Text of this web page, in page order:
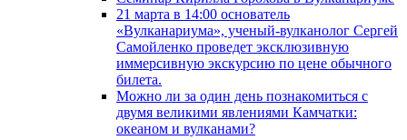
21 марта в 14:00 основатель
«Вулканариума», ученый-вулканолог Сергей
Самойленко проведет эксклюзивную
иммерсивную экскурсию по цене обычного
билета.
Можно ли за один день познакомиться с
двумя великими явлениями Камчатки:
океаном и вулканами?